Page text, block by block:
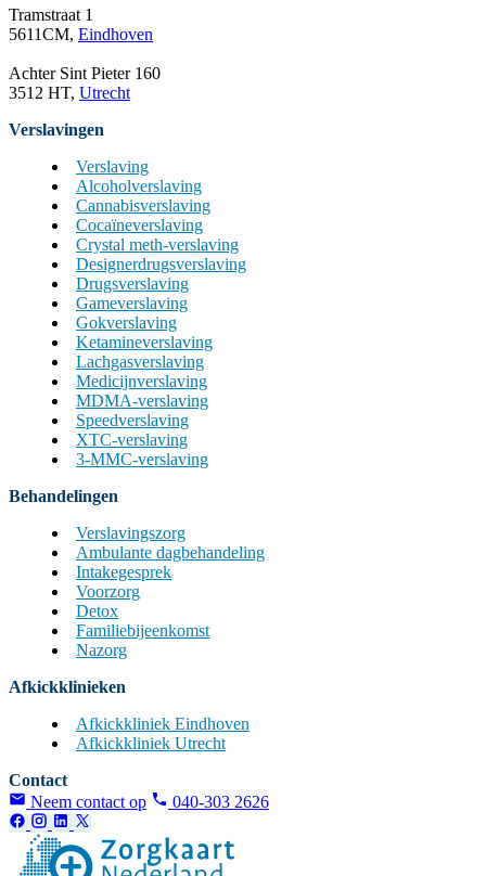
Tramstraat 1
5611CM, Eindhoven
Achter Sint Pieter 160
3512 HT, Utrecht
Verslavingen
Verslaving
Alcoholverslaving
Cannabisverslaving
Cocaïneverslaving
Crystal meth-verslaving
Designerdrugsverslaving
Drugsverslaving
Gameverslaving
Gokverslaving
Ketamineverslaving
Lachgasverslaving
Medicijnverslaving
MDMA-verslaving
Speedverslaving
XTC-verslaving
3-MMC-verslaving
Behandelingen
Verslavingszorg
Ambulante dagbehandeling
Intakegesprek
Voorzorg
Detox
Familiebijeenkomst
Nazorg
Afkickklinieken
Afkickkliniek Eindhoven
Afkickkliniek Utrecht
Contact
Neem contact op
040-303 2626